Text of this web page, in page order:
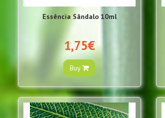
Essência Sândalo 10ml
1,75€
Buy